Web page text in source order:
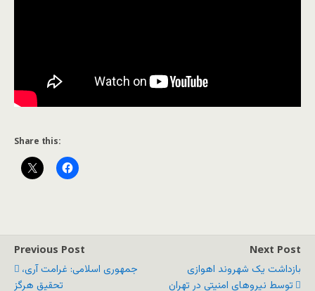
Share this:
Previous Post
جمهوری اسلامی: غرامت آری،
تحقیق هرگز
Next Post
بازداشت یک شهروند اهوازی
توسط نیروهای امنیتی در تهران